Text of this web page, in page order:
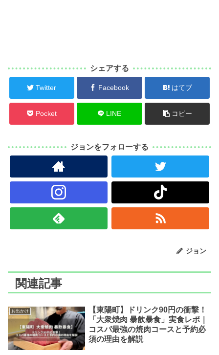
シェアする
Twitter Facebook はてブ
Pocket LINE コピー
ジョンをフォローする
ジョン
関連記事
お出かけ
【東陽町】ドリンク90円の衝撃！
「大衆焼肉 暴飲暴食」実食レポ｜
コスパ最強の焼肉コースと予約必
須の理由を解説